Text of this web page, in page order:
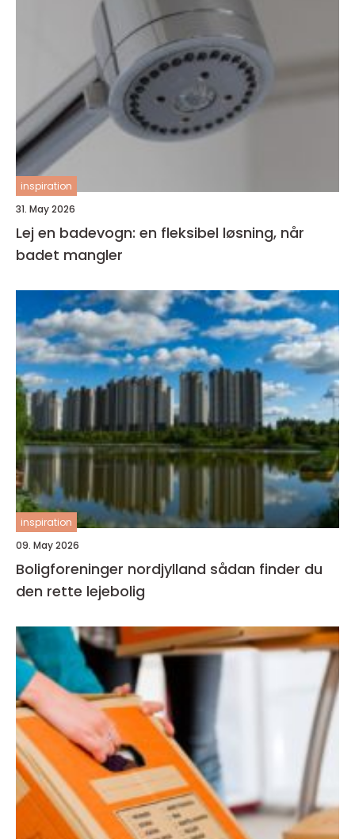
inspiration
31. May 2026
Lej en badevogn: en fleksibel løsning, når
badet mangler
inspiration
09. May 2026
Boligforeninger nordjylland sådan finder du
den rette lejebolig